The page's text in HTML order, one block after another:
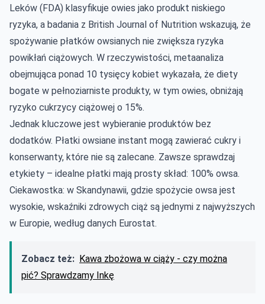
Leków (FDA) klasyfikuje owies jako produkt niskiego
ryzyka, a badania z British Journal of Nutrition wskazują, że
spożywanie płatków owsianych nie zwiększa ryzyka
powikłań ciążowych. W rzeczywistości, metaanaliza
obejmująca ponad 10 tysięcy kobiet wykazała, że diety
bogate w pełnoziarniste produkty, w tym owies, obniżają
ryzyko cukrzycy ciążowej o 15%.
Jednak kluczowe jest wybieranie produktów bez
dodatków. Płatki owsiane instant mogą zawierać cukry i
konserwanty, które nie są zalecane. Zawsze sprawdzaj
etykiety – idealne płatki mają prosty skład: 100% owsa.
Ciekawostka: w Skandynawii, gdzie spożycie owsa jest
wysokie, wskaźniki zdrowych ciąż są jednymi z najwyższych
w Europie, według danych Eurostat.
Zobacz też: Kawa zbożowa w ciąży - czy można
pić? Sprawdzamy Inkę